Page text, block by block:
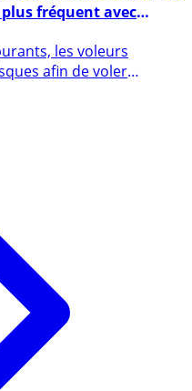
fréquent avec
afin de voler